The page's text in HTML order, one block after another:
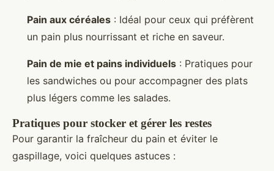
Pain aux céréales : Idéal pour ceux qui préfèrent
un pain plus nourrissant et riche en saveur.
Pain de mie et pains individuels : Pratiques pour
les sandwiches ou pour accompagner des plats
plus légers comme les salades.
Pratiques pour stocker et gérer les restes
Pour garantir la fraîcheur du pain et éviter le
gaspillage, voici quelques astuces :